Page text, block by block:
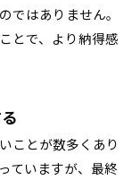
ではありません。
とで、より納得感
ことが数多くあり
ていますが、最終